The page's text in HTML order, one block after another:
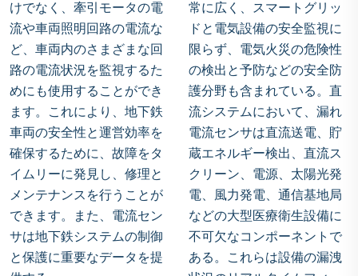
けでなく、牽引モータの電
流や車両照明回路の電流な
ど、車両内のさまざまな回
路の電流状況を監視するた
めにも使用することができ
ます。これにより、地下鉄
車両の安全性と運営効率を
確保するために、故障をタ
イムリーに発見し、修理と
メンテナンスを行うことが
できます。また、電流セン
サは地下鉄システムの制御
と保護に重要なデータを提
常に広く、スマートグリッ
ドと電気設備の安全監視に
限らず、電気火災の危険性
の検出と予防などの安全防
護分野も含まれている。直
流システムにおいて、漏れ
電流センサは直流送電、貯
蔵エネルギー検出、直流ス
クリーン、電源、太陽光発
電、風力発電、通信基地局
などの大型医療衛生設備に
不可欠なコンポーネントで
ある。これらは設備の漏洩